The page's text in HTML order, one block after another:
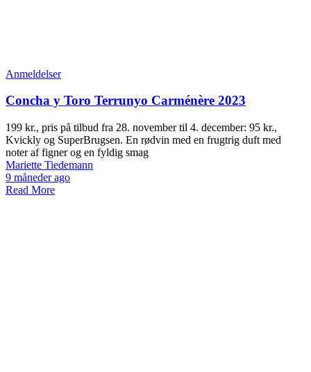
Anmeldelser
Concha y Toro Terrunyo Carménère 2023
199 kr., pris på tilbud fra 28. november til 4. december: 95 kr.,
Kvickly og SuperBrugsen. En rødvin med en frugtrig duft med
noter af figner og en fyldig smag
Mariette Tiedemann
9 måneder ago
Read More